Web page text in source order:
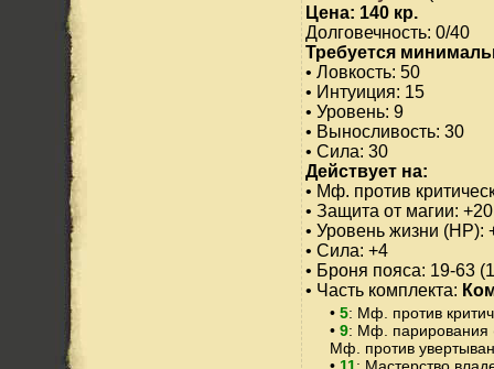
Цена: 140 кр.
Долговечность: 0/40
Требуется
• Ловкость: 50
• Интуиция: 15
• Уровень: 9
• Выносливость: 30
• Сила: 30
Действует на:
• Мф. против
• Защита от магии: +20
• Уровень жизни (HP):
• Сила: +4
• Броня пояса: 19-63
• Часть комплекта:
• 5: Мф. против
• 9: Мф. парирования
Мф. против
• 11: Мастерство